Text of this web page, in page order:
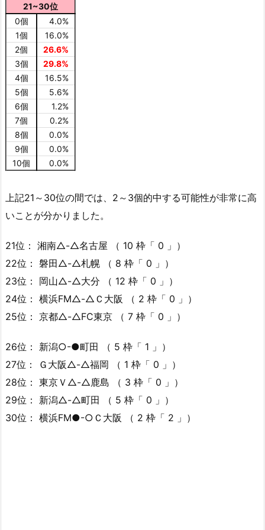
21~30位
0個
4.0%
1個
16.0%
2個
26.6%
3個
29.8%
4個
16.5%
5個
5.6%
6個
1.2%
7個
0.2%
8個
0.0%
9個
0.0%
10個
0.0%
上記21～30位の間では、2～3個的中する可能性が非常に高
いことが分かりました。
21位： 湘南△-△名古屋 （ 10 枠「 0 」）
22位： 磐田△-△札幌 （ 8 枠「 0 」）
23位： 岡山△-△大分 （ 12 枠「 0 」）
24位： 横浜FM△-△Ｃ大阪 （ 2 枠「 0 」）
25位： 京都△-△FC東京 （ 7 枠「 0 」）
26位： 新潟○-●町田 （ 5 枠「 1 」）
27位： Ｇ大阪△-△福岡 （ 1 枠「 0 」）
28位： 東京Ｖ△-△鹿島 （ 3 枠「 0 」）
29位： 新潟△-△町田 （ 5 枠「 0 」）
30位： 横浜FM●-○Ｃ大阪 （ 2 枠「 2 」）